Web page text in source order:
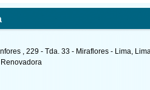
, 229 - Tda. 33 - Miraflores - Lima,